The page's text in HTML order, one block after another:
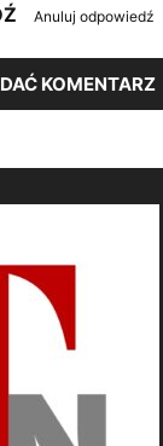
Anuluj odpowiedź
KOMENTARZ